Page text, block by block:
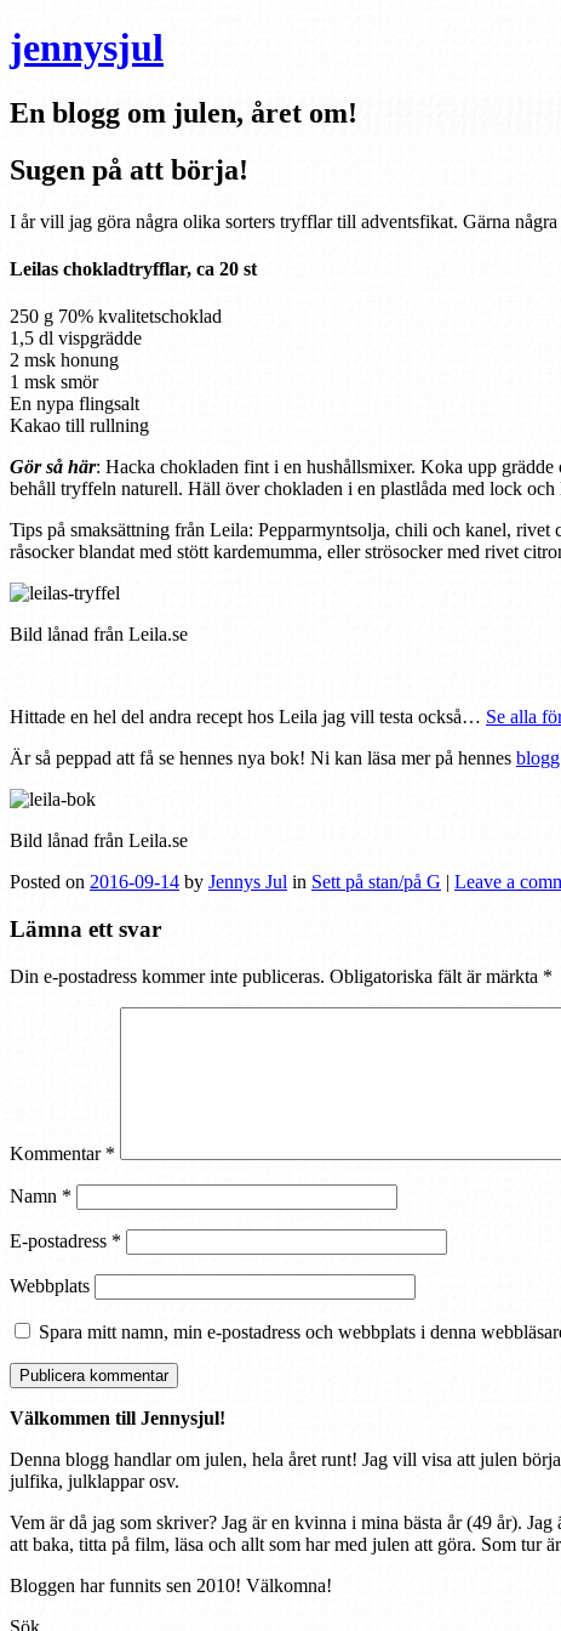
jennysjul
En blogg om julen, året om!
Sugen på att börja!
I år vill jag göra några olika sorters tryfflar till adventsfikat. Gärna
Leilas chokladtryfflar, ca 20 st
250 g 70% kvalitetschoklad
1,5 dl vispgrädde
2 msk honung
1 msk smör
En nypa flingsalt
Kakao till rullning
Gör så här: Hacka chokladen fint i en hushållsmixer. Koka upp
behåll tryffeln naturell. Häll över chokladen i en plastlåda med lock
Tips på smaksättning från Leila: Pepparmyntsolja, chili och kanel,
råsocker blandat med stött kardemumma, eller strösocker med rivet
Bild lånad från Leila.se
Hittade en hel del andra recept hos Leila jag vill testa också… Se alla
Är så peppad att få se hennes nya bok! Ni kan läsa mer på hennes
Bild lånad från Leila.se
Posted on 2016-09-14 by Jennys Jul in Sett på stan/på G | Leave a
Lämna ett svar
Din e-postadress kommer inte publiceras. Obligatoriska fält är märkta *
Kommentar *
Namn *
E-postadress *
Webbplats
Spara mitt namn, min e-postadress och webbplats i denna
Välkommen till Jennysjul!
Denna blogg handlar om julen, hela året runt! Jag vill visa att julen
julfika, julklappar osv.
Vem är då jag som skriver? Jag är en kvinna i mina bästa år (49 år).
att baka, titta på film, läsa och allt som har med julen att göra. Som tur
Bloggen har funnits sen 2010! Välkomna!
Sök